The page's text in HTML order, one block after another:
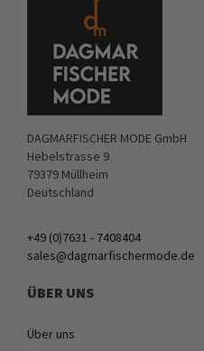
DAGMARFISCHER MODE GmbH
Hebelstrasse 9
79379 Müllheim
Deutschland
+49 (0)7631 - 7408404
sales@dagmarfischermode.de
ÜBER UNS
Über uns